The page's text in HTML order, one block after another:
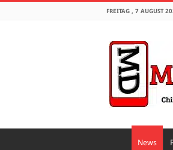
FREITAG , 7 AUGUST
News